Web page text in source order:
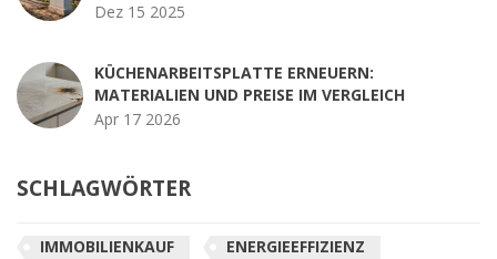
Dez 15 2025
KÜCHENARBEITSPLATTE ERNEUERN:
MATERIALIEN UND PREISE IM VERGLEICH
Apr 17 2026
SCHLAGWÖRTER
IMMOBILIENKAUF
ENERGIEEFFIZIENZ